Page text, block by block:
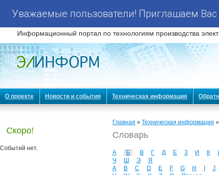
Уважаемые пользователи! Приглашаем
Информационный портал по технологиям производства
О проекте Новости и события Техническая информация
Скоро!
Событий нет.
Главная » Техническая информация
Словарь
А Б В Г Д Е З И К
Ч
Ш Э
Я
A
B C D E F G H
J